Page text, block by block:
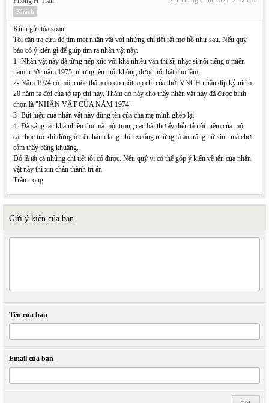
Khách
Kính gửi tòa soạn
Tôi cần tra cứu để tìm một nhân vật với những chi tiết rất mơ hồ như sau. Nếu quý
báo có ý kién gì để giúp tìm ra nhân vật này.
1- Nhân vật này đã từng tiếp xúc với khá nhiều văn thi sĩ, nhạc sĩ nổi tiếng ở miền
nam trước năm 1975, nhưng tên tuổi không được nổi bật cho lắm.
2- Năm 1974 có một cuộc thăm dò do một tạp chí của thời VNCH nhân dịp kỷ niệm
20 năm ra đời của tờ tạp chí này. Thăm dò này cho thấy nhân vật này đã được bình
chọn là "NHÂN VẬT CỦA NĂM 1974"
3- Bút hiệu của nhân vật này dùng tên của cha mẹ mình ghép lại.
4- Đã sáng tác khá nhiều thơ mà một trong các bài thơ ấy diễn tả nỗi niềm của một
cậu học trò khi đứng ở trên hành lang nhìn xuống những tà áo trăng nữ sinh mà chợt
cảm thấy bâng khuâng.
Đó là tất cả những chi tiết tôi có được. Nếu quý vị có thể góp ý kiến về tên của nhân
vật này thì xin chân thành tri ân
Trân trọng
Gửi ý kiến của bạn
Tên của bạn
Email của bạn